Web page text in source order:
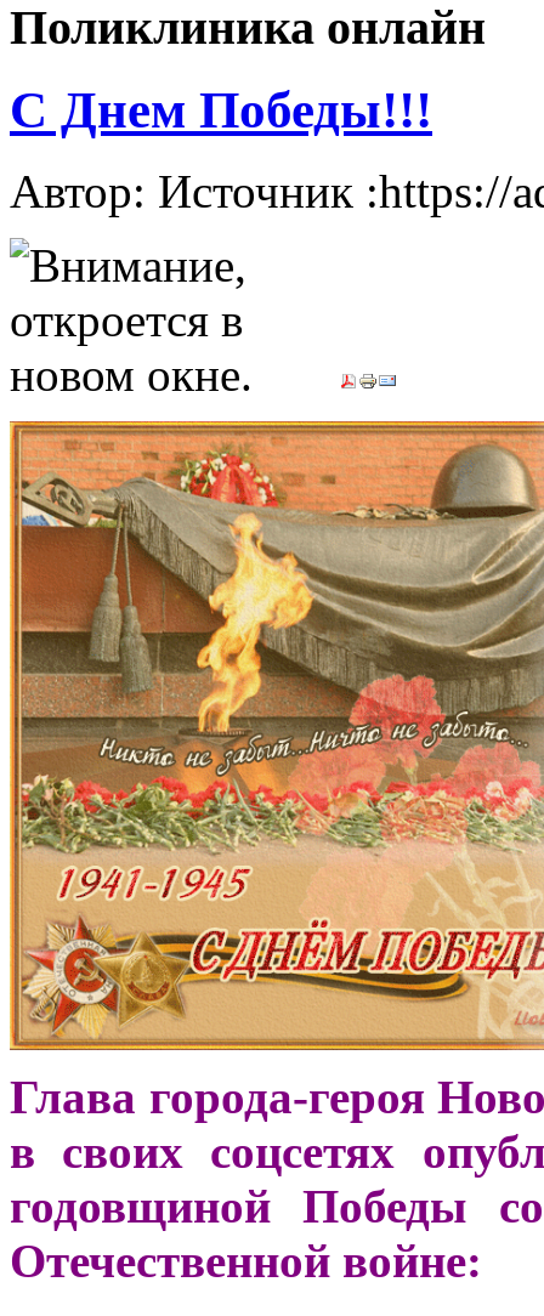
Поликлиника онлайн
С Днем Победы!!!
Автор: Источник :https://
Глава города-героя
в своих соцсетях
годовщиной Победы
Отечественной войне: